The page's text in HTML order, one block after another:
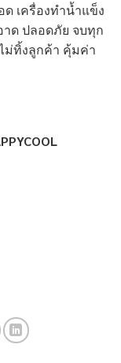
เครื่องทำน้ำแข็ง
าด ปลอดภัย จบทุก
ม่ทิ้งลูกค้า คุ้มค่า